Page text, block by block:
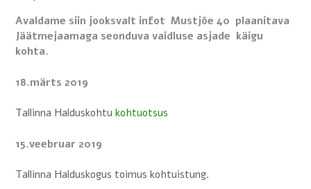
Avaldame siin jooksvalt infot Mustjõe 40 plaanitava
Jäätmejaamaga seonduva vaidluse asjade käigu
kohta.
18.märts 2019
Tallinna Halduskohtu kohtuotsus
15.veebruar 2019
Tallinna Halduskogus toimus kohtuistung.